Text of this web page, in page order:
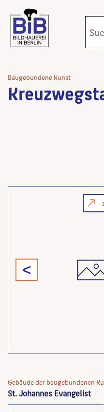
Baugebundene Kunst
<
Gebäude der baugebundenen
St. Johannes Evangelist